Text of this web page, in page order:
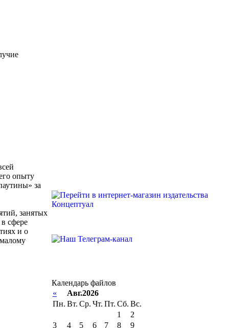
опыту
за
занятых
сфере
и о
Календарь файлов
«
Авг.2026
Пн. Вт. Ср. Чт. Пт. Сб. Вс.
1
2
3
4 5 6 7 8 9